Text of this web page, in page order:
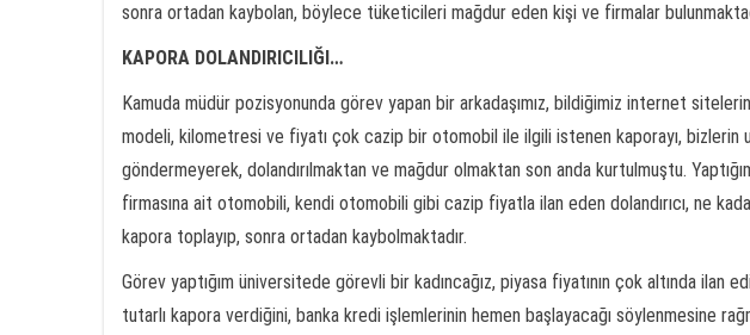
sonra ortadan kaybolan, böylece tüketicileri mağdur eden kişi ve firmalar
KAPORA DOLANDIRICILIĞI…
Kamuda müdür pozisyonunda görev yapan bir arkadaşımız, bildiğimiz internet
modeli, kilometresi ve fiyatı çok cazip bir otomobil ile ilgili istenen kaporayı, bizlerin
göndermeyerek, dolandırılmaktan ve mağdur olmaktan son anda kurtulmuştu.
firmasına ait otomobili, kendi otomobili gibi cazip fiyatla ilan eden dolandırıcı, ne
kapora toplayıp, sonra ortadan kaybolmaktadır.
Görev yaptığım üniversitede görevli bir kadıncağız, piyasa fiyatının çok altında ilan
tutarlı kapora verdiğini, banka kredi işlemlerinin hemen başlayacağı söylenmesine